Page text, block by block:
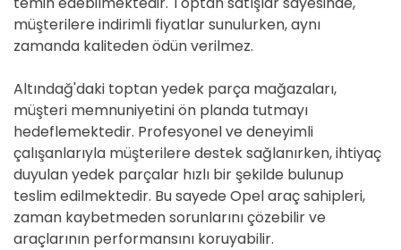
müşterilere indirimli fiyatlar sunulurken, aynı
zamanda kaliteden ödün verilmez.
Altındağ'daki toptan yedek parça mağazaları,
müşteri memnuniyetini ön planda tutmayı
hedeflemektedir. Profesyonel ve deneyimli
çalışanlarıyla müşterilere destek sağlanırken, ihtiyaç
duyulan yedek parçalar hızlı bir şekilde bulunup
teslim edilmektedir. Bu sayede Opel araç sahipleri,
zaman kaybetmeden sorunlarını çözebilir ve
araçlarının performansını koruyabilir.